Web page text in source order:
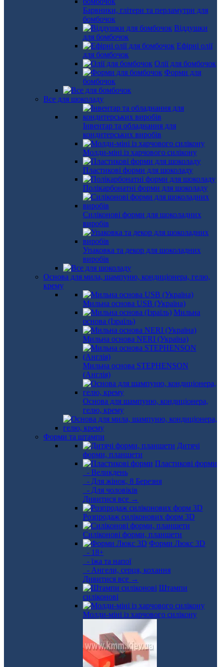
Барвники, глітери та перламутри для
бомбочок
Віддушки
для бомбочок
Ефірні олії
для бомбочок
Олії для бомбочок
Форми для
бомбочок
Все для шоколаду
Інвентар та обладнання для
кондитерських виробів
Молди-міні із харчового силікону
Пластикові форми для шоколаду
Полікарбонатні форми для шоколаду
Силіконові форми для шоколадних
виробів
Упаковка та декор для шоколадних
виробів
Основа для мила, шампуню, кондиціонера, гелю,
крему
Мильна основа USB (Україна)
Мильна
основа (Ізраїль)
Мильна основа NERI (Україна)
Мильна основа STEPHENSON
(Англія)
Основа для шампуню, кондиціонера,
гелю, крему
Форми та штампи
Дитячі
форми, планшети
Пластикові форми
- Великдень
- Для жінок, 8 Березня
- Для чоловіків
Дивитися все →
Розпродаж силіконових форм 3D
Силіконові форми, планшети
Форми Люкс 3D
- 18+
- їжа та напої
- Ангели, серця, кохання
Дивитися все →
Штампи
силіконові
Молди-міні із харчового силікону